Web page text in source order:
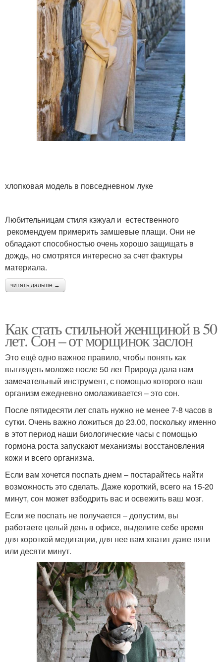
хлопковая модель в повседневном луке
Любительницам стиля кэжуал и естественного
рекомендуем примерить замшевые плащи. Они не
обладают способностью очень хорошо защищать в
дождь, но смотрятся интересно за счет фактуры
материала.
читать дальше →
Как стать стильной женщиной в 50
лет. Сон – от морщинок заслон
Это ещё одно важное правило, чтобы понять как
выглядеть моложе после 50 лет Природа дала нам
замечательный инструмент, с помощью которого наш
организм ежедневно омолаживается – это сон.
После пятидесяти лет спать нужно не менее 7-8 часов в
сутки. Очень важно ложиться до 23.00, поскольку именно
в этот период наши биологические часы с помощью
гормона роста запускают механизмы восстановления
кожи и всего организма.
Если вам хочется поспать днем – постарайтесь найти
возможность это сделать. Даже короткий, всего на 15-20
минут, сон может взбодрить вас и освежить ваш мозг.
Если же поспать не получается – допустим, вы
работаете целый день в офисе, выделите себе время
для короткой медитации, для нее вам хватит даже пяти
или десяти минут.